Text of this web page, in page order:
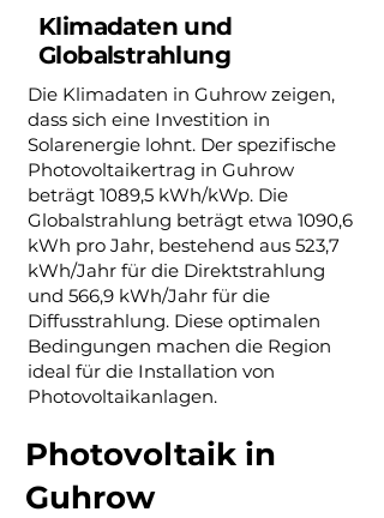
Klimadaten und
Globalstrahlung
Die Klimadaten in Guhrow zeigen,
dass sich eine Investition in
Solarenergie lohnt. Der spezifische
Photovoltaikertrag in Guhrow
beträgt 1089,5 kWh/kWp. Die
Globalstrahlung beträgt etwa 1090,6
kWh pro Jahr, bestehend aus 523,7
kWh/Jahr für die Direktstrahlung
und 566,9 kWh/Jahr für die
Diffusstrahlung. Diese optimalen
Bedingungen machen die Region
ideal für die Installation von
Photovoltaikanlagen.
Photovoltaik in
Guhrow